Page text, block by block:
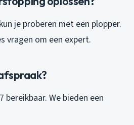
je proberen met een plopper.
vragen om een expert.
bereikbaar. We bieden een